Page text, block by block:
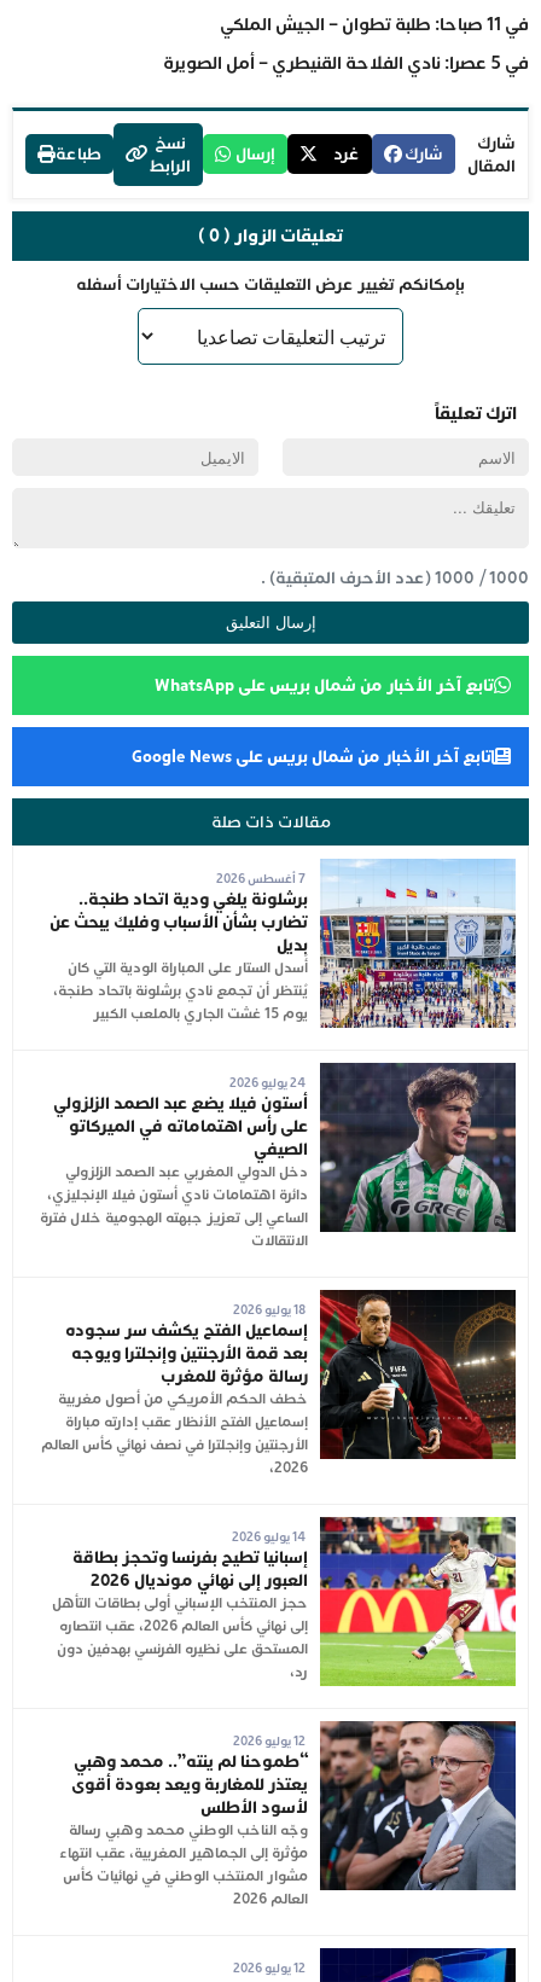
في 11 صباحا: طلبة تطوان – الجيش الملكي
في 5 عصرا: نادي الفلاحة القنيطري – أمل الصويرة
شارك
المقال
شارك غرد إرسال
نسخ
الرابط
طباعة
تعليقات الزوار ( 0 )
بإمكانكم تغيير عرض التعليقات حسب الاختيارات أسفله
اترك تعليقاً
1000
/
1000(عدد الأحرف المتبقية) .
تابع آخر الأخبار من شمال بريس على WhatsApp
تابع آخر الأخبار من شمال بريس على Google News
مقالات ذات صلة
7 أغسطس 2026
برشلونة يلغي ودية اتحاد طنجة..
تضارب بشأن الأسباب وفليك يبحث عن
بديل
أُسدل الستار على المباراة الودية التي كان
يُنتظر أن تجمع نادي برشلونة باتحاد طنجة،
يوم 15 غشت الجاري بالملعب الكبير
24 يوليو 2026
أستون فيلا يضع عبد الصمد الزلزولي
على رأس اهتماماته في الميركاتو
الصيفي
دخل الدولي المغربي عبد الصمد الزلزولي
دائرة اهتمامات نادي أستون فيلا الإنجليزي،
الساعي إلى تعزيز جبهته الهجومية خلال فترة
الانتقالات
18 يوليو 2026
إسماعيل الفتح يكشف سر سجوده
بعد قمة الأرجنتين وإنجلترا ويوجه
رسالة مؤثرة للمغرب
خطف الحكم الأمريكي من أصول مغربية
إسماعيل الفتح الأنظار عقب إدارته مباراة
الأرجنتين وإنجلترا في نصف نهائي كأس العالم
2026،
14 يوليو 2026
إسبانيا تطيح بفرنسا وتحجز بطاقة
العبور إلى نهائي مونديال 2026
حجز المنتخب الإسباني أولى بطاقات التأهل
إلى نهائي كأس العالم 2026، عقب انتصاره
المستحق على نظيره الفرنسي بهدفين دون
رد،
12 يوليو 2026
“طموحنا لم ينته”.. محمد وهبي
يعتذر للمغاربة ويعد بعودة أقوى
لأسود الأطلس
وجّه الناخب الوطني محمد وهبي رسالة
مؤثرة إلى الجماهير المغربية، عقب انتهاء
مشوار المنتخب الوطني في نهائيات كأس
العالم 2026
12 يوليو 2026